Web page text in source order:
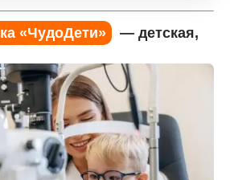
«ЧудоДети»
— детская,